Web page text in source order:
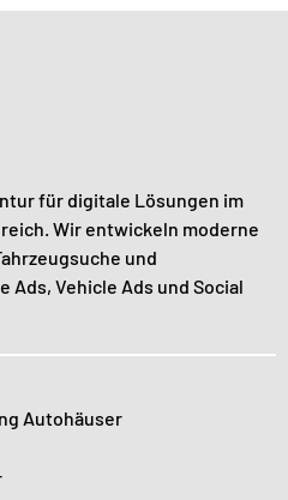
für digitale Lösungen im
Wir entwickeln moderne
und
Ads, Vehicle Ads und Social
Autohäuser